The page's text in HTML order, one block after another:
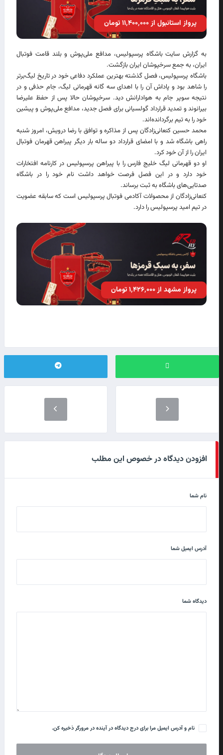
پرواز استانبول از ۱۱٬۴۰۰٬۰۰۰ تومان
به گزارش سایت باشگاه پرسپولیس، مدافع ملی‌پوش و بلند قامت فوتبال
ایران، به جمع سرخپوشان ایران بازگشت.
باشگاه پرسپولیس، فصل گذشته بهترین عملکرد دفاعی خود در تاریخ لیگ‌برتر
را شاهد بود و پاداش آن را با اهدای سه گانه قهرمانی لیگ، جام حذفی و در
نتیجه سوپر جام به هوادارانش دید. سرخپوشان حالا پس از حفظ علیرضا
بیرانوند و تمدید قرارداد گولسیانی برای فصل جدید، مدافع ملی‌پوش و پیشین
خود را به تیم برگردانده‌اند.
محمد حسین کنعانی‌زادگان پس از مذاکره و توافق با رضا درویش، امروز شنبه
راهی باشگاه شد و با امضای قرارداد دو ساله بار دیگر پیراهن قهرمان فوتبال
ایران را از آن خود کرد.
او دو قهرمانی لیگ خلیج فارس را با پیراهن پرسپولیس در کارنامه افتخارات
خود دارد و در این فصل فرصت خواهد داشت نام خود را در باشگاه
صدتایی‌های باشگاه به ثبت برساند.
کنعانی‌زادگان از محصولات آکادمی فوتبال پرسپولیس است که سابقه عضویت
در تیم امید پرسپولیس را دارد.
پرواز مشهد از ۱٬۴۲۶٬۰۰۰ تومان
افزودن دیدگاه در خصوص این مطلب
نام شما
آدرس ایمیل شما
دیدگاه شما
نام و آدرس ایمیل مرا برای درج دیدگاه در آینده در مرورگر ذخیره کن.